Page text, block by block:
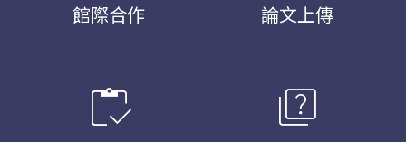
館際合作 論文上傳
inventory quiz